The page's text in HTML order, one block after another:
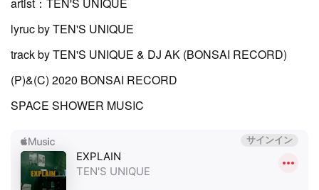
lyruc by TEN'S UNIQUE
track by TEN'S UNIQUE & DJ AK (BONSAI RECORD)
(P)&(C) 2020 BONSAI RECORD
SPACE SHOWER MUSIC